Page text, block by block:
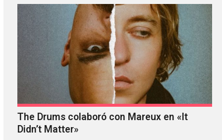
The Drums colaboró con Mareux en «It
Didn’t Matter»